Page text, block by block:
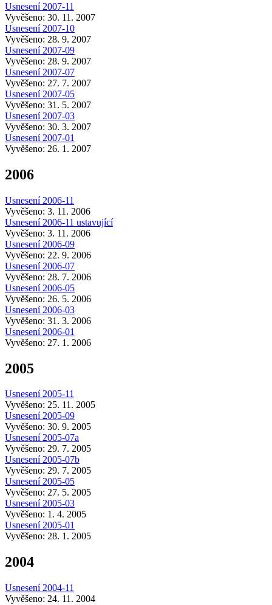
Usnesení 2007-11
Vyvěšeno: 30. 11. 2007
Usnesení 2007-10
Vyvěšeno: 28. 9. 2007
Usnesení 2007-09
Vyvěšeno: 28. 9. 2007
Usnesení 2007-07
Vyvěšeno: 27. 7. 2007
Usnesení 2007-05
Vyvěšeno: 31. 5. 2007
Usnesení 2007-03
Vyvěšeno: 30. 3. 2007
Usnesení 2007-01
Vyvěšeno: 26. 1. 2007
2006
Usnesení 2006-11
Vyvěšeno: 3. 11. 2006
Usnesení 2006-11 ustavující
Vyvěšeno: 3. 11. 2006
Usnesení 2006-09
Vyvěšeno: 22. 9. 2006
Usnesení 2006-07
Vyvěšeno: 28. 7. 2006
Usnesení 2006-05
Vyvěšeno: 26. 5. 2006
Usnesení 2006-03
Vyvěšeno: 31. 3. 2006
Usnesení 2006-01
Vyvěšeno: 27. 1. 2006
2005
Usnesení 2005-11
Vyvěšeno: 25. 11. 2005
Usnesení 2005-09
Vyvěšeno: 30. 9. 2005
Usnesení 2005-07a
Vyvěšeno: 29. 7. 2005
Usnesení 2005-07b
Vyvěšeno: 29. 7. 2005
Usnesení 2005-05
Vyvěšeno: 27. 5. 2005
Usnesení 2005-03
Vyvěšeno: 1. 4. 2005
Usnesení 2005-01
Vyvěšeno: 28. 1. 2005
2004
Usnesení 2004-11
Vyvěšeno: 24. 11. 2004